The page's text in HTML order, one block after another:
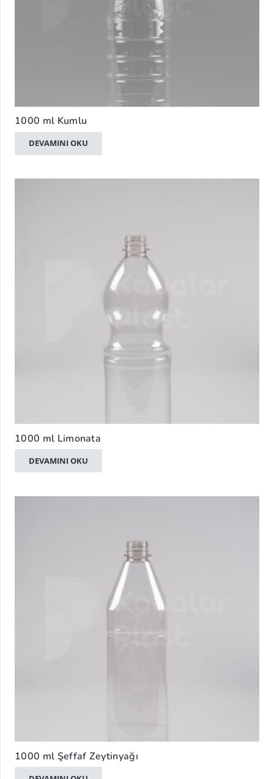
1000 ml Kumlu
DEVAMINI OKU
1000 ml Limonata
DEVAMINI OKU
1000 ml Şeffaf Zeytinyağı